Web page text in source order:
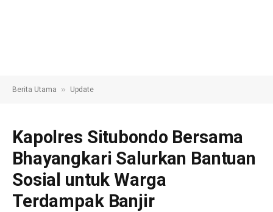
Berita Utama » Update
Kapolres Situbondo Bersama
Bhayangkari Salurkan Bantuan
Sosial untuk Warga
Terdampak Banjir